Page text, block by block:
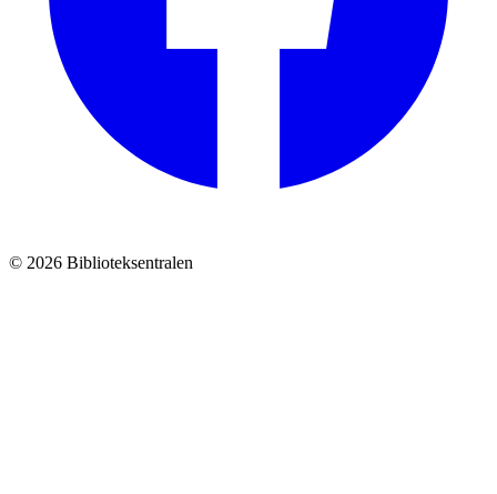
© 2026 Biblioteksentralen